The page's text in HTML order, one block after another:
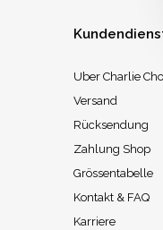
Uber Charlie
Versand
Rücksendung
Zahlung Shop
Grössentabelle
Kontakt & FAQ
Karriere